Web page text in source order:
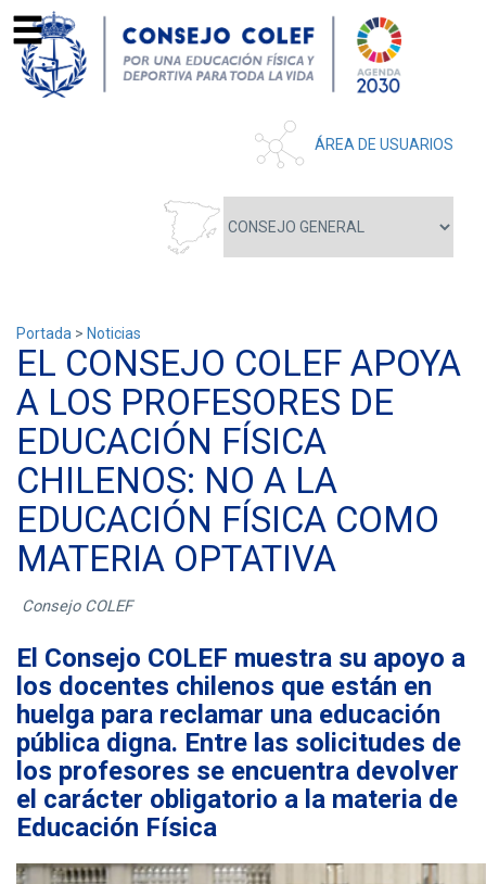
ÁREA DE USUARIOS
Portada > Noticias
EL CONSEJO COLEF APOYA
A LOS PROFESORES DE
EDUCACIÓN FÍSICA
CHILENOS: NO A LA
EDUCACIÓN FÍSICA COMO
MATERIA OPTATIVA
Consejo COLEF
El Consejo COLEF muestra su apoyo a
los docentes chilenos que están en
huelga para reclamar una educación
pública digna. Entre las solicitudes de
los profesores se encuentra devolver
el carácter obligatorio a la materia de
Educación Física